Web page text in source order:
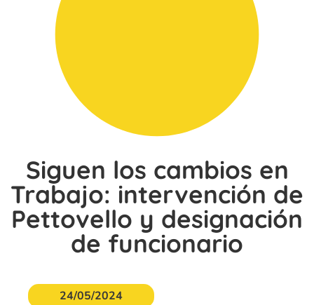
Siguen los cambios en
Trabajo: intervención de
Pettovello y designación
de funcionario
24/05/2024